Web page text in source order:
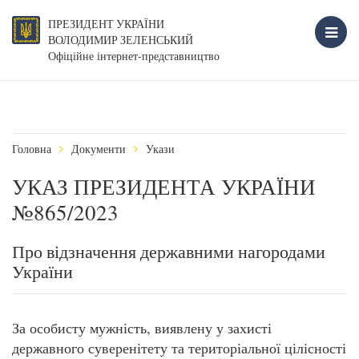
ПРЕЗИДЕНТ УКРАЇНИ
ВОЛОДИМИР ЗЕЛЕНСЬКИЙ
Офіційне інтернет-представництво
Головна Документи Укази
УКАЗ ПРЕЗИДЕНТА УКРАЇНИ
№865/2023
Про відзначення державними нагородами
України
За особисту мужність, виявлену у захисті
державного суверенітету та територіальної цілісності